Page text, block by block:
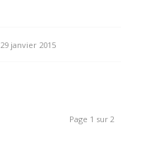
29 janvier 2015
Page 1 sur 2